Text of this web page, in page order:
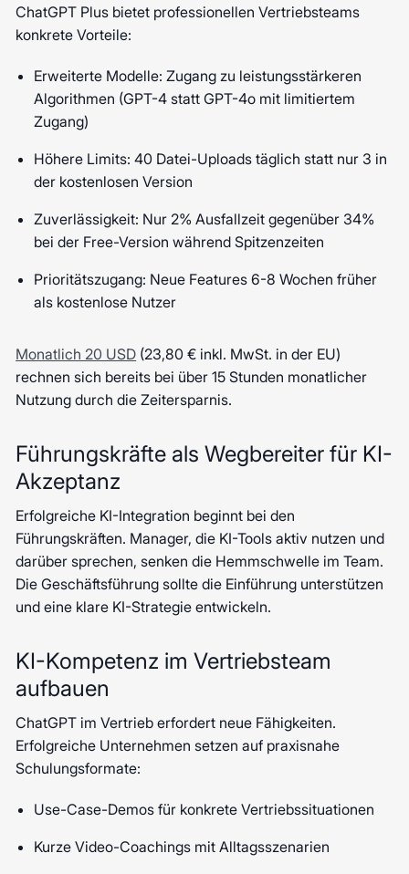
ChatGPT Plus bietet professionellen Vertriebsteams
konkrete Vorteile:
Erweiterte Modelle: Zugang zu leistungsstärkeren
Algorithmen (GPT-4 statt GPT-4o mit limitiertem
Zugang)
Höhere Limits: 40 Datei-Uploads täglich statt nur 3 in
der kostenlosen Version
Zuverlässigkeit: Nur 2% Ausfallzeit gegenüber 34%
bei der Free-Version während Spitzenzeiten
Prioritätszugang: Neue Features 6-8 Wochen früher
als kostenlose Nutzer
Monatlich 20 USD (23,80 € inkl. MwSt. in der EU)
rechnen sich bereits bei über 15 Stunden monatlicher
Nutzung durch die Zeitersparnis.
Führungskräfte als Wegbereiter für KI-
Akzeptanz
Erfolgreiche KI-Integration beginnt bei den
Führungskräften. Manager, die KI-Tools aktiv nutzen und
darüber sprechen, senken die Hemmschwelle im Team.
Die Geschäftsführung sollte die Einführung unterstützen
und eine klare KI-Strategie entwickeln.
KI-Kompetenz im Vertriebsteam
aufbauen
ChatGPT im Vertrieb erfordert neue Fähigkeiten.
Erfolgreiche Unternehmen setzen auf praxisnahe
Schulungsformate:
Use-Case-Demos für konkrete Vertriebssituationen
Kurze Video-Coachings mit Alltagsszenarien